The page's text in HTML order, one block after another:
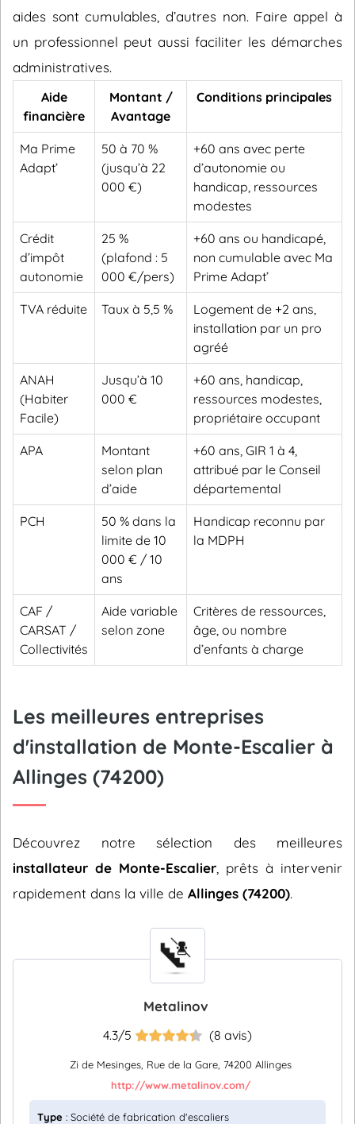
aides sont cumulables, d’autres non. Faire appel à
un professionnel peut aussi faciliter les démarches
administratives.
Aide
financière
Montant /
Avantage
Conditions principales
Ma Prime
Adapt’
50 à 70 %
(jusqu’à 22
000 €)
+60 ans avec perte
d’autonomie ou
handicap, ressources
modestes
Crédit
d’impôt
autonomie
25 %
(plafond : 5
000 €/pers)
+60 ans ou handicapé,
non cumulable avec Ma
Prime Adapt’
TVA réduite Taux à 5,5 %
Logement de +2 ans,
installation par un pro
agréé
ANAH
(Habiter
Facile)
Jusqu’à 10
000 €
+60 ans, handicap,
ressources modestes,
propriétaire occupant
APA
Montant
selon plan
d’aide
+60 ans, GIR 1 à 4,
attribué par le Conseil
départemental
PCH
50 % dans la
limite de 10
000 € / 10
ans
Handicap reconnu par
la MDPH
CAF /
CARSAT /
Collectivités
Aide variable
selon zone
Critères de ressources,
âge, ou nombre
d’enfants à charge
Les meilleures entreprises
d'installation de Monte-Escalier à
Allinges (74200)
Découvrez notre sélection des meilleures
installateur de Monte-Escalier , prêts à intervenir
rapidement dans la ville de Allinges (74200).
Metalinov
4.3/5 (8 avis)
Zi de Mesinges, Rue de la Gare, 74200 Allinges
http://www.metalinov.com/
Type : Société de fabrication d'escaliers